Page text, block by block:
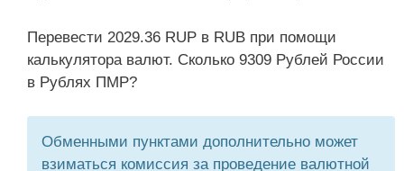
Перевести 2029.36 RUP в RUB при помощи
калькулятора валют. Сколько 9309 Рублей России
в Рублях ПМР?
Обменными пунктами дополнительно может
взиматься комиссия за проведение валютной